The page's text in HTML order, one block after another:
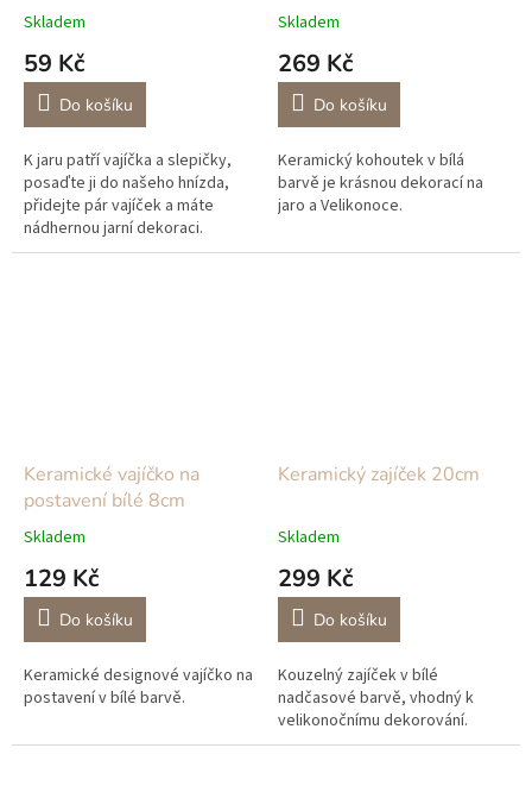
Skladem
59 Kč
Do košíku
K jaru patří vajíčka a slepičky,
posaďte ji do našeho hnízda,
přidejte pár vajíček a máte
nádhernou jarní dekoraci.
Přidejte si do košíku seno z
Skladem
269 Kč
Do košíku
Keramický kohoutek v bílá
barvě je krásnou dekorací na
jaro a Velikonoce.
Keramické vajíčko na
postavení bílé 8cm
Skladem
129 Kč
Do košíku
Keramické designové vajíčko na
postavení v bílé barvě.
Keramický zajíček 20cm
Skladem
299 Kč
Do košíku
Kouzelný zajíček v bílé
nadčasové barvě, vhodný k
velikonočnímu dekorování.